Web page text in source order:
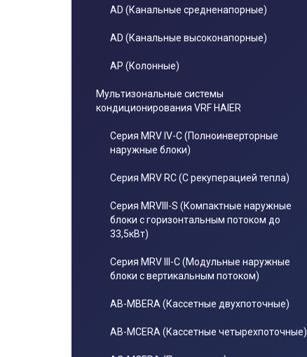
AD (Канальные средненапорные)
AD (Канальные высоконапорные)
AP (Колонные)
Мультизональные системы
кондиционирования VRF HAIER
Серия MRV IV-C (Полноинверторные
наружные блоки)
Серия MRV RC (С рекуперацией тепла)
Серия MRVIII-S (Компактные наружные
блоки с горизонтальным потоком до
33,5кВт)
Серия MRV III-C (Модульные наружные
блоки с вертикальным потоком)
AB-MBERA (Кассетные двухпоточные)
AB-MCERA (Кассетные четырехпоточные)